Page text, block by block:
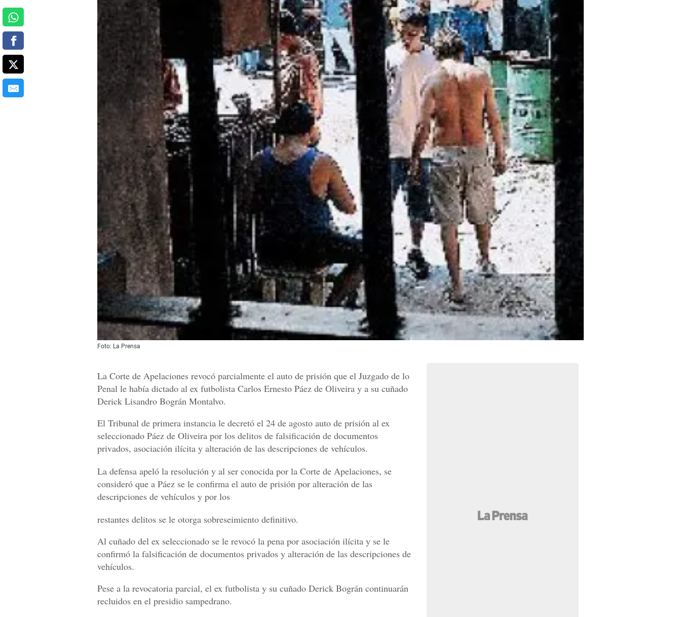
Foto: La Prensa
La Corte de Apelaciones revocó parcialmente el auto de prisión que el Juzgado de lo
Penal le había dictado al ex futbolista Carlos Ernesto Páez de Oliveira y a su cuñado
Derick Lisandro Bográn Montalvo.
El Tribunal de primera instancia le decretó el 24 de agosto auto de prisión al ex
seleccionado Páez de Oliveira por los delitos de falsificación de documentos
privados, asociación ilícita y alteración de las descripciones de vehículos.
La defensa apeló la resolución y al ser conocida por la Corte de Apelaciones, se
consideró que a Páez se le confirma el auto de prisión por alteración de las
descripciones de vehículos y por los
restantes delitos se le otorga sobreseimiento definitivo.
Al cuñado del ex seleccionado se le revocó la pena por asociación ilícita y se le
confirmó la falsificación de documentos privados y alteración de las descripciones de
vehículos.
Pese a la revocatoria parcial, el ex futbolista y su cuñado Derick Bográn continuarán
recluidos en el presidio sampedrano.